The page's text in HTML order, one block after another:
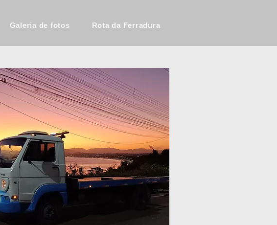
Galeria de fotos Rota da Ferradura